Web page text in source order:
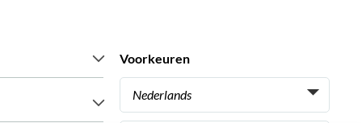
Voorkeuren
Nederlands